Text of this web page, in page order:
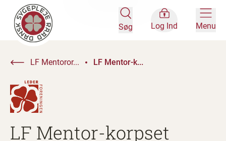
Søg Log Ind Menu
LF Mentoror... LF Mentor-k...
LF Mentor-korpset